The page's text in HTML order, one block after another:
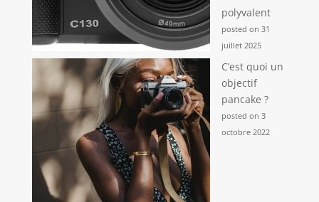
polyvalent
posted on 31
juillet 2025
C’est quoi un
objectif
pancake ?
posted on 3
octobre 2022